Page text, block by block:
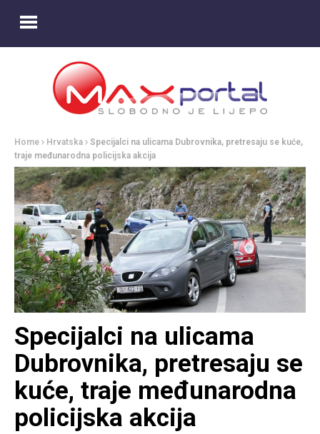
Home Hrvatska
Specijalci na ulicama Dubrovnika, pretresaju se kuće,
traje međunarodna policijska akcija
Specijalci na ulicama
Dubrovnika, pretresaju se
kuće, traje međunarodna
policijska akcija